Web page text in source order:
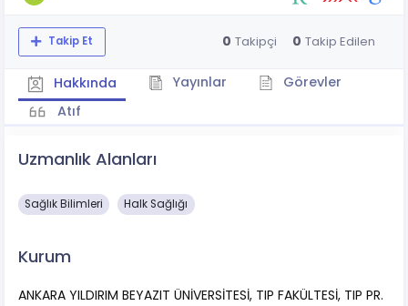
Takip Et 0 Takipçi 0 Takip Edilen
Hakkında Yayınlar
Görevler
Atıf
Uzmanlık Alanları
Sağlık Bilimleri Halk Sağlığı
Kurum
ANKARA YILDIRIM BEYAZIT ÜNİVERSİTESİ, TIP FAKÜLTESİ, TIP PR.